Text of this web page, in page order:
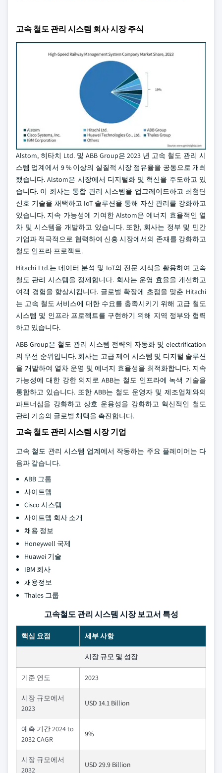
고속 철도 관리 시스템 회사 시장 주식
Alstom, 히타치 Ltd. 및 ABB Group은 2023 년 고속 철도 관리 시
스템 업계에서 9 % 이상의 실질적 시장 점유율을 공동으로 개최
했습니다. Alstom은 시장에서 디지털화 및 혁신을 주도하고 있
습니다. 이 회사는 통합 관리 시스템을 업그레이드하고 최첨단
신호 기술을 채택하고 IoT 솔루션을 통해 자산 관리를 강화하고
있습니다. 지속 가능성에 기여한 Alstom은 에너지 효율적인 열
차 및 시스템을 개발하고 있습니다. 또한, 회사는 정부 및 민간
기업과 적극적으로 협력하여 신흥 시장에서의 존재를 강화하고
철도 인프라 프로젝트.
Hitachi Ltd.는 데이터 분석 및 IoT의 전문 지식을 활용하여 고속
철도 관리 시스템을 정제합니다. 회사는 운영 효율을 개선하고
여객 경험을 향상시킵니다. 글로벌 확장에 초점을 맞춘 Hitachi
는 고속 철도 서비스에 대한 수요를 충족시키기 위해 고급 철도
시스템 및 인프라 프로젝트를 구현하기 위해 지역 정부와 협력
하고 있습니다.
ABB Group은 철도 관리 시스템 전략의 자동화 및 electrification
의 우선 순위입니다. 회사는 고급 제어 시스템 및 디지털 솔루션
을 개발하여 열차 운영 및 에너지 효율성을 최적화합니다. 지속
가능성에 대한 강한 의지로 ABB는 철도 인프라에 녹색 기술을
통합하고 있습니다. 또한 ABB는 철도 운영자 및 제조업체와의
파트너십을 강화하고 상호 운용성을 강화하고 혁신적인 철도
관리 기술의 글로벌 채택을 촉진합니다.
고속 철도 관리 시스템 시장 기업
고속 철도 관리 시스템 업계에서 작동하는 주요 플레이어는 다
음과 같습니다.
ABB 그룹
사이트맵
Cisco 시스템
사이트맵 회사 소개
채용 정보
Honeywell 국제
Huawei 기술
IBM 회사
채용정보
Thales 그룹
고속철도 관리 시스템 시장 보고서 특성
핵심 요점 세부 사항
시장 규모 및 성장
기준 연도 2023
시장 규모에서
2023
USD 14.1 Billion
예측 기간 2024 to
2032 CAGR
9%
시장 규모에서
2032
USD 29.9 Billion